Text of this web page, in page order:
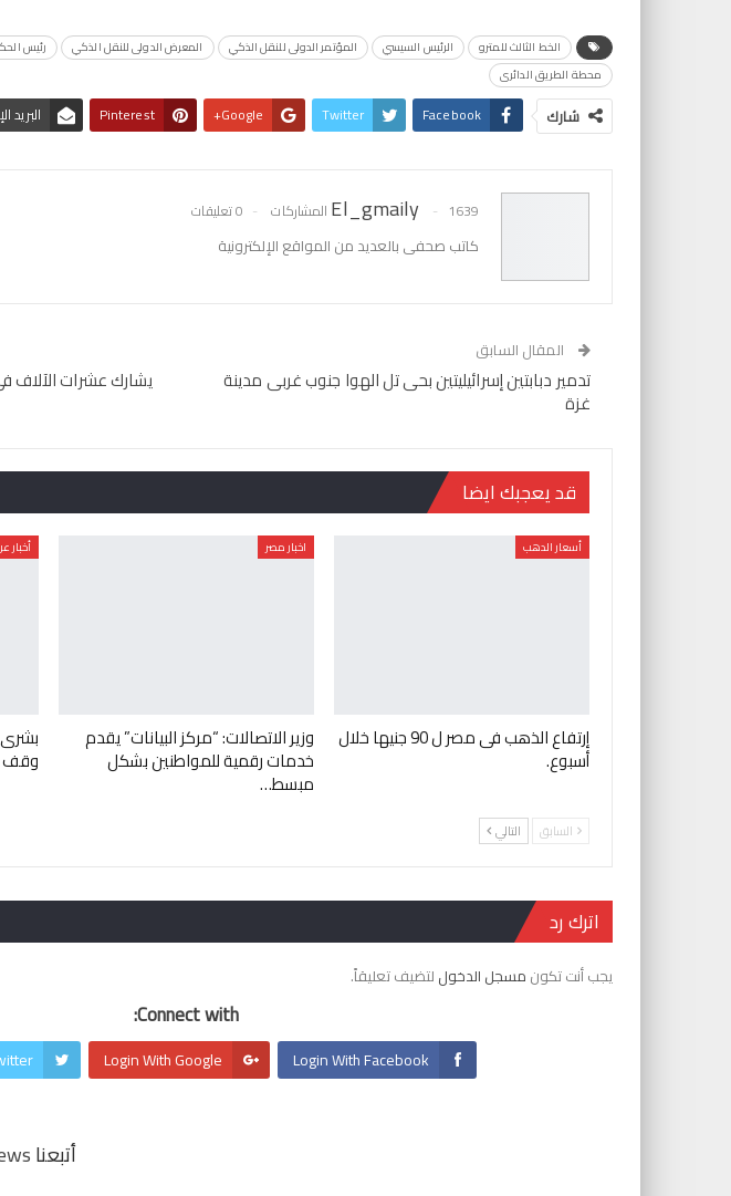
الخط الثالث للمترو الرئيس السيسي المؤتمر الدولى للنقل الذكي المعرض الدولى للنقل الذكي رئيس
محطة الطريق الدائرى
شارك Facebook
Twitter
Google+
Pinterest البريد
El_gmaily 1639 المشاركات 0 تعليقات
كاتب صحفى بالعديد من المواقع الإلكترونية
المقال السابق
تدمير دبابتين إسرائيليتين بحى تل الهوا جنوب غربى مدينة
غزة
يشارك عشرات الآلاف
قد يعجبك ايضا
أسعار الدهب
إرتفاع الذهب فى مصر ل 90 جنيها خلال
أسبوع.
اخبار مصر
وزير الاتصالات: “مركز البيانات” يقدم
خدمات رقمية للمواطنين بشكل
مبسط…
أخبار
وقف
السابق التالي
اترك رد
يجب أنت تكون مسجل الدخول لتضيف تعليقاً.
Connect with:
Login With Facebook
Login With Google
أتبعنا